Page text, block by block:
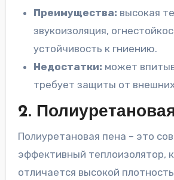
Преимущества: высокая
звукоизоляция,
устойчивость к гниению.
Недостатки: может
требует защиты от
2.
Полиуретановая пена – это
эффективный теплоизолятор,
отличается высокой